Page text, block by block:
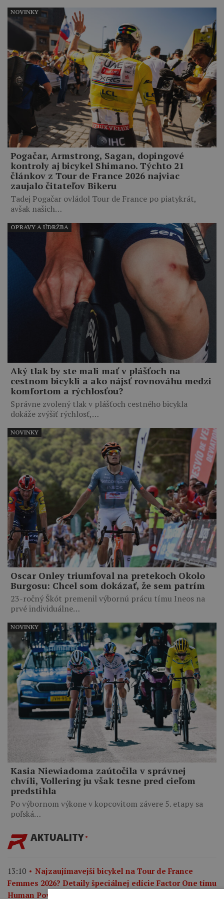
Pogačar, Armstrong, Sagan, dopingové
kontroly aj bicykel Shimano. Týchto 21
článkov z Tour de France 2026 najviac
zaujalo čitateľov Bikeru
Tadej Pogačar ovládol Tour de France po piatykrát,
avšak našich…
NOVINKY
Aký tlak by ste mali mať v plášťoch na
cestnom bicykli a ako nájsť rovnováhu medzi
komfortom a rýchlosťou?
Správne zvolený tlak v plášťoch cestného bicykla
dokáže zvýšiť rýchlosť,…
OPRAVY A ÚDRŽBA
Oscar Onley triumfoval na pretekoch Okolo
Burgosu: Chcel som dokázať, že sem patrím
23-ročný Škót premenil výbornú prácu tímu Ineos na
prvé individuálne…
NOVINKY
Kasia Niewiadoma zaútočila v správnej
chvíli, Vollering ju však tesne pred cieľom
predstihla
Po výbornom výkone v kopcovitom závere 5. etapy sa
poľská…
NOVINKY
AKTUALITY
13:10
Najzaujímavejší bicykel na Tour de France
Femmes 2026? Detaily špeciálnej edície Factor One tímu
Human Powered Health.